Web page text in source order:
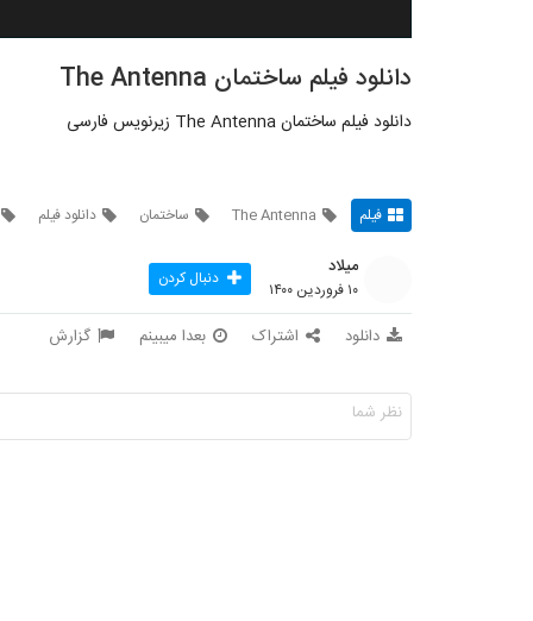
دانلود فیلم ساختمان The Antenna
دانلود فیلم ساختمان The Antenna زیرنویس فارسی
فیلم The Antenna ساختمان دانلود فیلم
میلاد
۱۰ فروردین ۱۴۰۰ دنبال کردن
دانلود اشتراک بعدا میبینم گزارش